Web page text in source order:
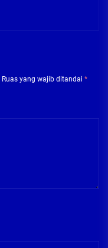
Ruas yang wajib ditandai *